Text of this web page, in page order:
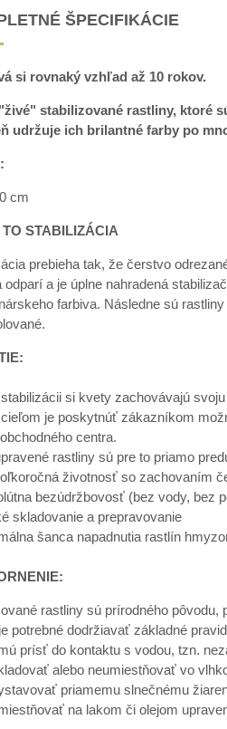
ŠPECIFIKÁCIE
si rovnaký vzhľad až 10 rokov.
stabilizované rastliny, ktoré
udržuje ich brilantné farby po
cm
STABILIZÁCIA
prebieha tak, že čerstvo
odparí a je úplne nahradená
farbiva. Následne sú
si kvety zachovávajú
je poskytnúť zákazníkom
centra.
rastliny sú pre to priamo
životnosť so zachovaním
bezúdržbovosť (bez vody, bez
skladovanie a prepravovanie
šanca napadnutia rastlín
rastliny sú prírodného
potrebné dodržiavať základné
prísť do kontaktu s vodou, tzn.
alebo neumiestňovať vo
priamemu slnečnému
na lakom či olejom